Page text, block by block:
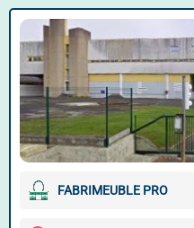
FABRIMEUBLE PRO